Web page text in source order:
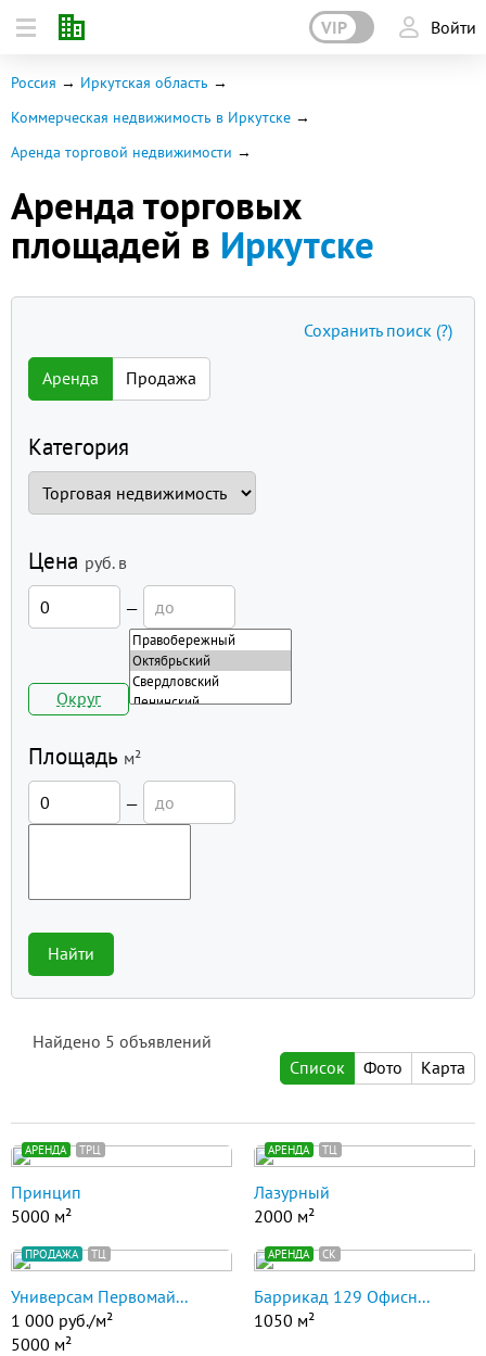
VIP Войти
Россия
Иркутская область
Коммерческая недвижимость в Иркутске
Аренда торговой недвижимости
Аренда торговых
площадей в Иркутске
Аренда Продажа
Категория
Цена руб. в
—
Округ
Площадь м²
—
Найти
Сохранить поиск (?)
Найдено 5 объявлений
Список
Фото Карта
АРЕНДА ТРЦ
Принцип
5000 м²
АРЕНДА ТЦ
Лазурный
2000 м²
ПРОДАЖА ТЦ
Универсам Первомай...
1 000 руб./м²
5000 м²
АРЕНДА СК
Баррикад 129 Офисн...
1050 м²